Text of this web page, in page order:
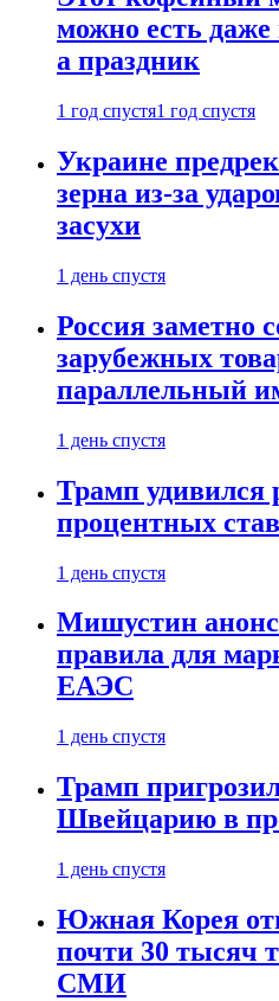
можно есть
а праздник
1 год спустя1 год спустя
Украине
зерна из-за
засухи
1 день спустя
Россия заметно
зарубежных
параллельный
1 день спустя
Трамп удивился
процентных
1 день спустя
Мишустин
правила для
ЕАЭС
1 день спустя
Трамп
Швейцарию в
1 день спустя
Южная Корея
почти 30 тысяч
СМИ